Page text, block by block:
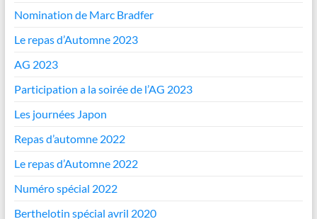
Nomination de Marc Bradfer
Le repas d’Automne 2023
AG 2023
Participation a la soirée de l’AG 2023
Les journées Japon
Repas d’automne 2022
Le repas d’Automne 2022
Numéro spécial 2022
Berthelotin spécial avril 2020